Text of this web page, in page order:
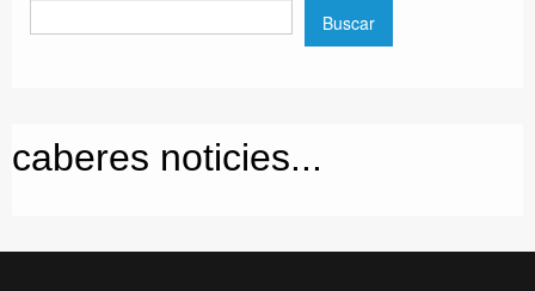
Buscar
caberes noticies...